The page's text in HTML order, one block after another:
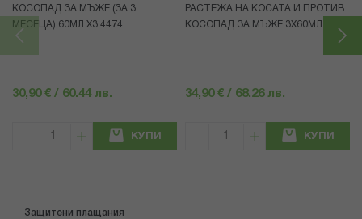
КОСОПАД ЗА МЪЖЕ (ЗА 3
МЕСЕЦА) 60МЛ X3 4474
30,90 € / 60.44 лв.
КУПИ
РАСТЕЖА НА КОСАТА И ПРОТИВ
КОСОПАД ЗА МЪЖЕ 3X60МЛ 4472
34,90 € / 68.26 лв.
КУПИ
Защитени плащания